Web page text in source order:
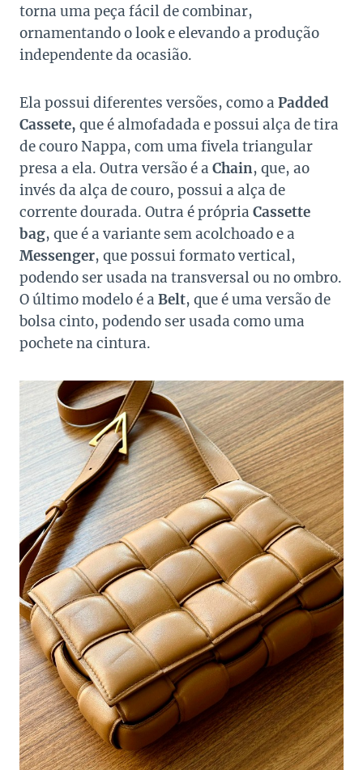
torna uma peça fácil de combinar,
ornamentando o look e elevando a produção
independente da ocasião.
Ela possui diferentes versões, como a Padded
Cassete, que é almofadada e possui alça de tira
de couro Nappa, com uma fivela triangular
presa a ela. Outra versão é a Chain, que, ao
invés da alça de couro, possui a alça de
corrente dourada. Outra é própria Cassette
bag, que é a variante sem acolchoado e a
Messenger, que possui formato vertical,
podendo ser usada na transversal ou no ombro.
O último modelo é a Belt, que é uma versão de
bolsa cinto, podendo ser usada como uma
pochete na cintura.